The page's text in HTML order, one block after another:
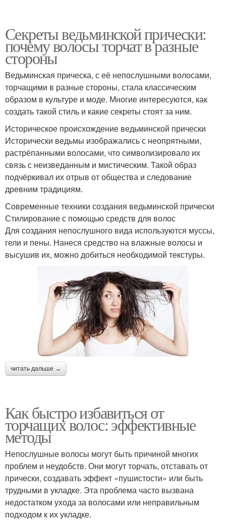
Секреты ведьминской прически:
почему волосы торчат в разные
стороны
Ведьминская прическа, с её непослушными волосами,
торчащими в разные стороны, стала классическим
образом в культуре и моде. Многие интересуются, как
создать такой стиль и какие секреты стоят за ним.
Историческое происхождение ведьминской прически
Исторически ведьмы изображались с неопрятными,
растрёпанными волосами, что символизировало их
связь с неизведанным и мистическим. Такой образ
подчёркивал их отрыв от общества и следование
древним традициям.
Современные техники создания ведьминской прически
Стилирование с помощью средств для волос
Для создания непослушного вида используются муссы,
гели и пены. Нанеся средство на влажные волосы и
высушив их, можно добиться необходимой текстуры.
читать дальше →
Как быстро избавиться от
торчащих волос: эффективные
методы
Непослушные волосы могут быть причиной многих
проблем и неудобств. Они могут торчать, отставать от
прически, создавать эффект «пушистости» или быть
трудными в укладке. Эта проблема часто вызвана
недостатком ухода за волосами или неправильным
подходом к их укладке.